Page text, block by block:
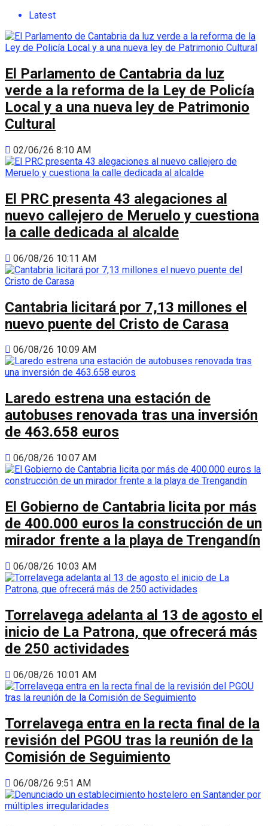
Latest
El Parlamento de Cantabria da luz
verde a la reforma de la Ley de Policía
Local y a una nueva ley de Patrimonio
Cultural
02/06/26 8:10 AM
El PRC presenta 43 alegaciones al
nuevo callejero de Meruelo y cuestiona
la calle dedicada al alcalde
06/08/26 10:11 AM
Cantabria licitará por 7,13 millones el
nuevo puente del Cristo de Carasa
06/08/26 10:09 AM
Laredo estrena una estación de
autobuses renovada tras una inversión
de 463.658 euros
06/08/26 10:07 AM
El Gobierno de Cantabria licita por más
de 400.000 euros la construcción de un
mirador frente a la playa de Trengandín
06/08/26 10:03 AM
Torrelavega adelanta al 13 de agosto el
inicio de La Patrona, que ofrecerá más
de 250 actividades
06/08/26 10:01 AM
Torrelavega entra en la recta final de la
revisión del PGOU tras la reunión de la
Comisión de Seguimiento
06/08/26 9:51 AM